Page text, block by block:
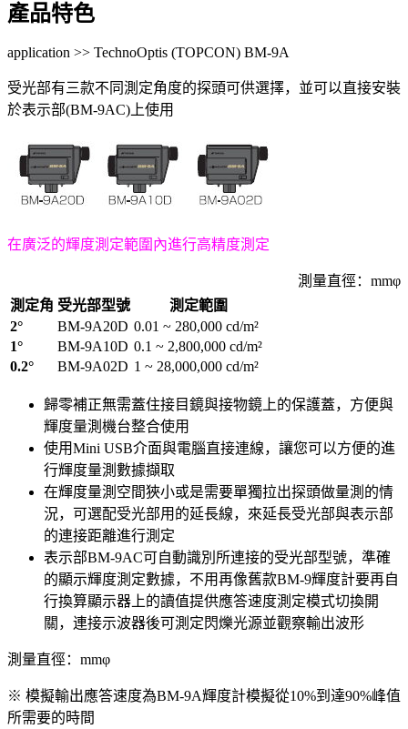
產品特色
application >> TechnoOptis (TOPCON) BM-9A
受光部有三款不同測定角度的探頭可供選擇，並可以直接安裝
於表示部(BM-9AC)上使用
在廣泛的輝度測定範圍內進行高精度測定
測量直徑：mmφ
測定角 受光部型號
測定範圍
2°
BM-9A20D 0.01 ~ 280,000 cd/m²
1°
BM-9A10D 0.1 ~ 2,800,000 cd/m²
0.2°
BM-9A02D 1 ~ 28,000,000 cd/m²
歸零補正無需蓋住接目鏡與接物鏡上的保護蓋，方便與
輝度量測機台整合使用
使用Mini USB介面與電腦直接連線，讓您可以方便的進
行輝度量測數據擷取
在輝度量測空間狹小或是需要單獨拉出探頭做量測的情
況，可選配受光部用的延長線，來延長受光部與表示部
的連接距離進行測定
表示部BM-9AC可自動識別所連接的受光部型號，準確
的顯示輝度測定數據，不用再像舊款BM-9輝度計要再自
行換算顯示器上的讀值提供應答速度測定模式切換開
關，連接示波器後可測定閃爍光源並觀察輸出波形
測量直徑：mmφ
※ 模擬輸出應答速度為BM-9A輝度計模擬從10%到達90%峰值
所需要的時間